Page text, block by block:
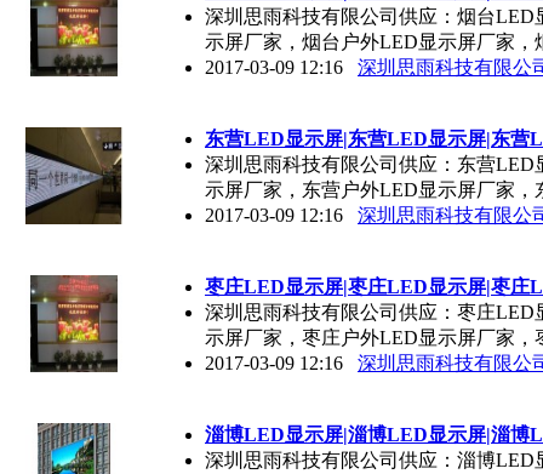
深圳思雨科技有限公司供应：烟台
示屏厂家，烟台户外LED显示屏厂家，
2017-03-09 12:16
深圳思雨科技有限公
东营LED显示屏|东营LED显示屏|东营
深圳思雨科技有限公司供应：东营
示屏厂家，东营户外LED显示屏厂家，
2017-03-09 12:16
深圳思雨科技有限公
枣庄LED显示屏|枣庄LED显示屏|枣庄
深圳思雨科技有限公司供应：枣庄
示屏厂家，枣庄户外LED显示屏厂家，
2017-03-09 12:16
深圳思雨科技有限公
淄博LED显示屏|淄博LED显示屏|淄博
深圳思雨科技有限公司供应：淄博